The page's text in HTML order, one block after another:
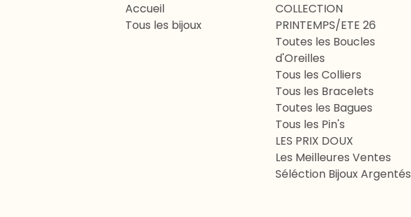
Accueil
Tous les bijoux
COLLECTION
PRINTEMPS/ETE 26
Toutes les Boucles
d'Oreilles
Tous les Colliers
Tous les Bracelets
Toutes les Bagues
Tous les Pin's
LES PRIX DOUX
Les Meilleures Ventes
Séléction Bijoux Argentés